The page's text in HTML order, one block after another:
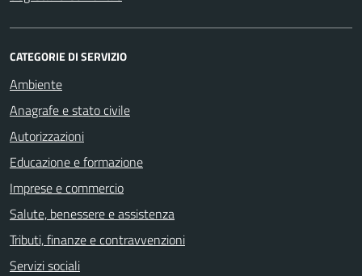
CATEGORIE DI SERVIZIO
Ambiente
Anagrafe e stato civile
Autorizzazioni
Educazione e formazione
Imprese e commercio
Salute, benessere e assistenza
Tributi, finanze e contravvenzioni
Servizi sociali